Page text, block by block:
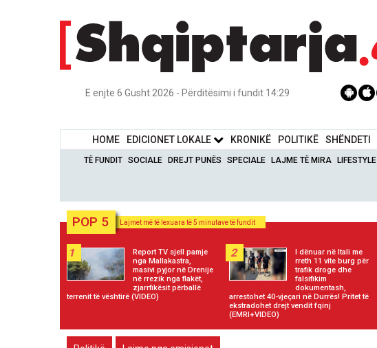
E enjte 6 Gusht 2026 - Përditësimi i fundit 14:29
HOME EDICIONET LOKALE KRONIKË POLITIKË SHËNDETI
TË FUNDIT SOCIALE DREJT PUNËS SPECIALE LAJME TË MIRA LIFESTYLE
POP 5 Lajmet më të lexuara të 5 minutave të fundit
1
Report TV sjell pamje
nga Mallakastra,
masivi pyjor në Drenije
në rrezik nga flakët,
zjarrfikësit përballë
terrenit të vështirë (VIDEO)
2
I dënuar në Itali me
rreth 11 vite burg për
trafik droge dhe
falsifikim
dokumentash,
arrestohet 40-vjeçari në Durrës! Pritet të
ekstradohet drejt vendit fqinj
(EMRI+VIDEO)